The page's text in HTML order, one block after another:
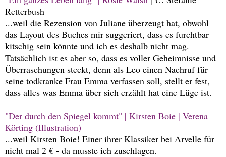
Retterbush
...weil die Rezension von Juliane überzeugt hat, obwohl
das Layout des Buches mir suggeriert, dass es furchtbar
kitschig sein könnte und ich es deshalb nicht mag.
Tatsächlich ist es aber so, dass es voller Geheimnisse und
Überraschungen steckt, denn als Leo einen Nachruf für
seine todkranke Frau Emma verfassen soll, stellt er fest,
dass alles was Emma über sich erzählt hat eine Lüge ist.
"Der durch den Spiegel kommt" | Kirsten Boie | Verena
Körting (Illustration)
...weil Kirsten Boie! Einer ihrer Klassiker bei Arvelle für
nicht mal 2 € - da musste ich zuschlagen.